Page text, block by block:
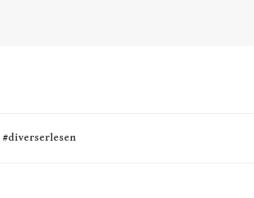
#diverserlesen